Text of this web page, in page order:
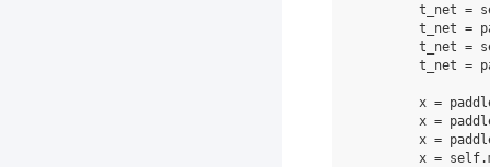
t_net =
t_net =
t_net =
t_net =
x =
x =
x =
x = self.